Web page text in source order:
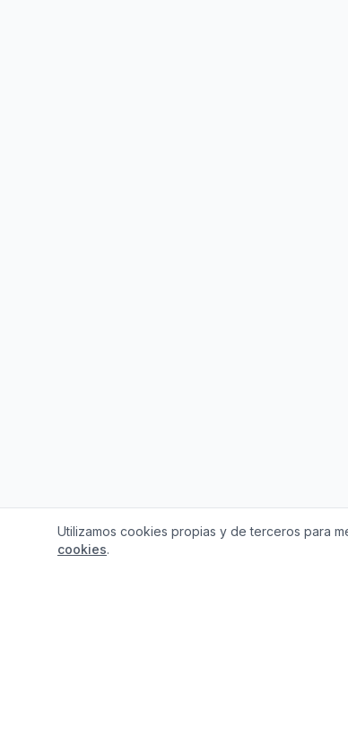
Utilizamos cookies propias y de terceros para
cookies.